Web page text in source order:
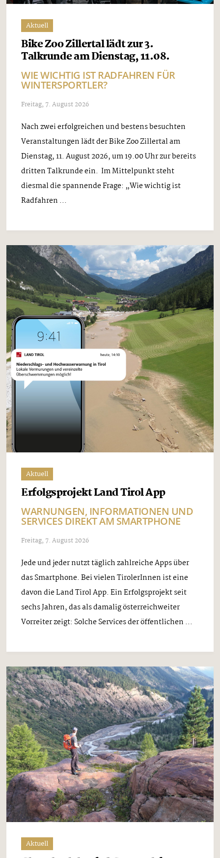
Aktuell
Bike Zoo Zillertal lädt zur 3.
Talkrunde am Dienstag, 11.08.
WIE WICHTIG IST RADFAHREN FÜR
WINTERSPORTLER?
Freitag, 7. August 2026
Nach zwei erfolgreichen und bestens besuchten
Veranstaltungen lädt der Bike Zoo Zillertal am
Dienstag, 11. August 2026, um 19.00 Uhr zur bereits
dritten Talkrunde ein. Im Mittelpunkt steht
diesmal die spannende Frage: „Wie wichtig ist
Radfahren ...
Aktuell
Erfolgsprojekt Land Tirol App
WARNUNGEN, INFORMATIONEN UND
SERVICES DIREKT AM SMARTPHONE
Freitag, 7. August 2026
Jede und jeder nutzt täglich zahlreiche Apps über
das Smartphone. Bei vielen TirolerInnen ist eine
davon die Land Tirol App. Ein Erfolgsprojekt seit
sechs Jahren, das als damalig österreichweiter
Vorreiter zeigt: Solche Services der öffentlichen ...
Aktuell